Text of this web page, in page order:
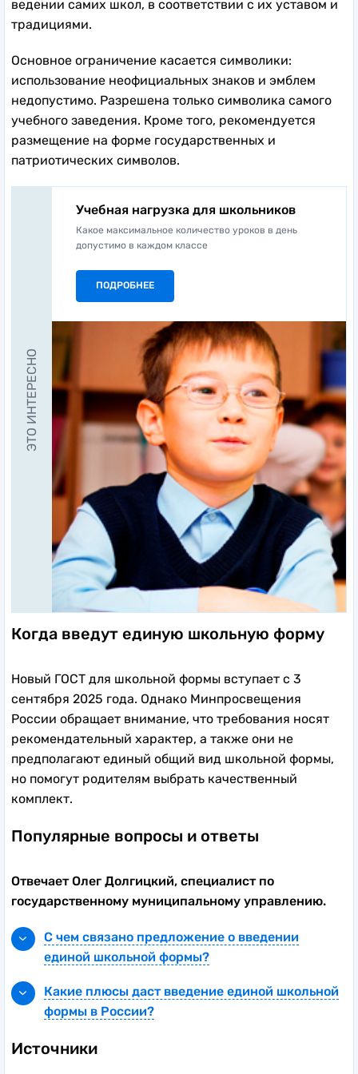
ведении самих школ, в соответствии с их уставом и
традициями.
Основное ограничение касается символики:
использование неофициальных знаков и эмблем
недопустимо. Разрешена только символика самого
учебного заведения. Кроме того, рекомендуется
размещение на форме государственных и
патриотических символов.
ЭТО ИНТЕРЕСНО
Учебная нагрузка для школьников
Какое максимальное количество уроков в день
допустимо в каждом классе
ПОДРОБНЕЕ
Когда введут единую школьную форму
Новый ГОСТ для школьной формы вступает с 3
сентября 2025 года. Однако Минпросвещения
России обращает внимание, что требования носят
рекомендательный характер, а также они не
предполагают единый общий вид школьной формы,
но помогут родителям выбрать качественный
комплект.
Популярные вопросы и ответы
Отвечает Олег Долгицкий, специалист по
государственному муниципальному управлению.
С чем связано предложение о введении
единой школьной формы?
была массово распространена в Советском
Союзе, однако изначально идея о школьной
была заложена в «Уставе учебных заведений,
Какие плюсы даст введение единой школьной
формы в России?
общество сплотилось с целью отстоять
Источники